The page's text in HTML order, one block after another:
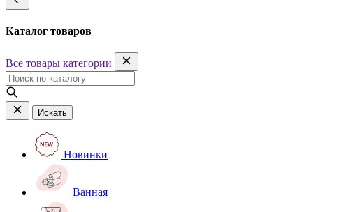
Каталог товаров
Все товары категории
Искать
Новинки
Ванная